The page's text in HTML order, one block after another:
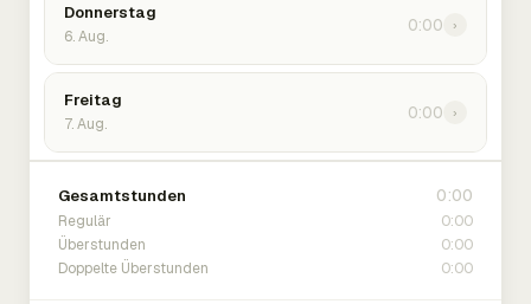
Donnerstag
6. Aug.
0:00 ›
Freitag
7. Aug.
0:00 ›
Gesamtstunden 0:00
Regulär 0:00
Überstunden 0:00
Doppelte Überstunden 0:00